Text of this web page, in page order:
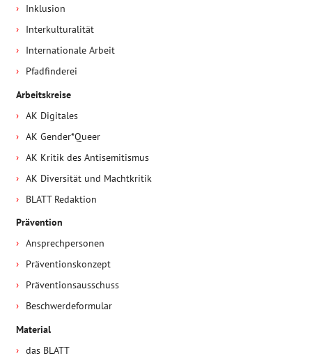
Inklusion
Interkulturalität
Internationale Arbeit
Pfadfinderei
Arbeitskreise
AK Digitales
AK Gender*Queer
AK Kritik des Antisemitismus
AK Diversität und Machtkritik
BLATT Redaktion
Prävention
Ansprechpersonen
Präventionskonzept
Präventionsausschuss
Beschwerdeformular
Material
das BLATT